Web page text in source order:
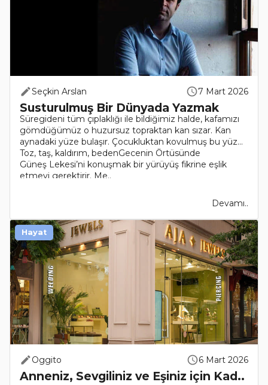
Seçkin Arslan 7 Mart 2026
Susturulmuş Bir Dünyada Yazmak
Süregideni tüm çıplaklığı ile bildiğimiz halde, kafamızı
gömdüğümüz o huzursuz topraktan kan sızar. Kan
aynadaki yüze bulaşır. Çocukluktan kovulmuş bu yüz…
Toz, taş, kaldırım, bedenGecenin Örtüsünde
Güneş Lekesi’ni konuşmak bir yürüyüş fikrine eşlik
etmeyi gerektirir. Me..
Devamı..
Oggito 6 Mart 2026
Anneniz, Sevgiliniz ve Eşiniz için Kad..
Hayat